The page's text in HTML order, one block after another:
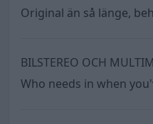
Original än så länge,
BILSTEREO OCH
Who needs in when